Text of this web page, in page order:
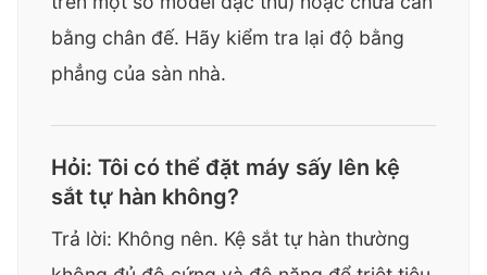
bằng chân đế. Hãy kiểm tra lại độ bằng
phẳng của sàn nhà.
Hỏi: Tôi có thể đặt máy sấy lên kệ
sắt tự hàn không?
Trả lời: Không nên. Kệ sắt tự hàn thường